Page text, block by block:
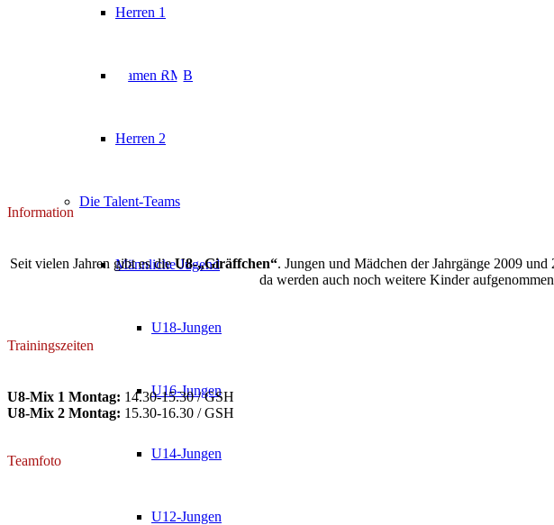
Herren 1
Damen RMB
Herren 2
Die Talent-Teams
Männliche Jugend
U18-Jungen
U16-Jungen
U14-Jungen
U12-Jungen
U8-Mix
Information
Seit vielen Jahren gibt es dieU8-„Giräffchen“. Jungen und Mädchen der Jahrgänge 2009
da werden auch noch weitere Kinder
Trainingszeiten
U8-Mix 1 Montag: 14.30-15.30 / GSH
U8-Mix 2 Montag: 15.30-16.30 / GSH
Teamfoto